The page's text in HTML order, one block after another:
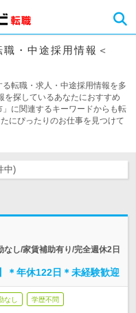
・中途採用情報＜
転職・求人・中途採用情報を多
を探しているあなたにおすすめ
に関連するキーワードからも転
にぴったりのお仕事を見つけて
中)
し/家賃補助有り/完全週休2日
＊年休122日＊未経験歓迎
なし 学歴不問